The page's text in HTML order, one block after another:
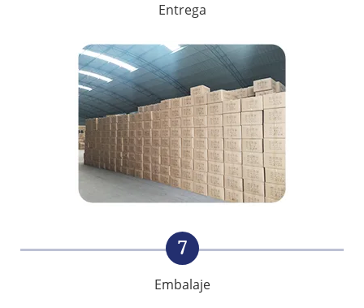
Entrega
7
Embalaje